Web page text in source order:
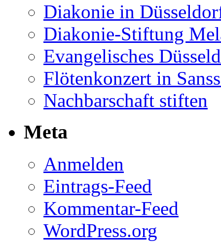
Diakonie in
Diakonie-Stiftung
Evangelisches
Flötenkonzert in
Nachbarschaft stiften
Meta
Anmelden
Eintrags-Feed
Kommentar-Feed
WordPress.org